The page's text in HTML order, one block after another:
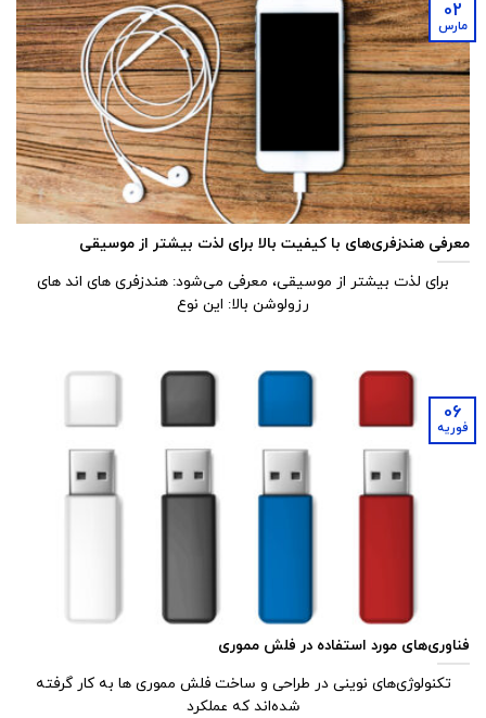
معرفی هندزفری‌های با کیفیت بالا برای لذت بیشتر از موسیقی
برای لذت بیشتر از موسیقی، معرفی می‌شود: هندزفری های اند های
رزولوشن بالا: این نوع
02
مارس
فناوری‌های مورد استفاده در فلش مموری
تکنولوژی‌های نوینی در طراحی و ساخت فلش مموری ‌ها به کار گرفته
شده‌اند که عملکرد
06
فوریه